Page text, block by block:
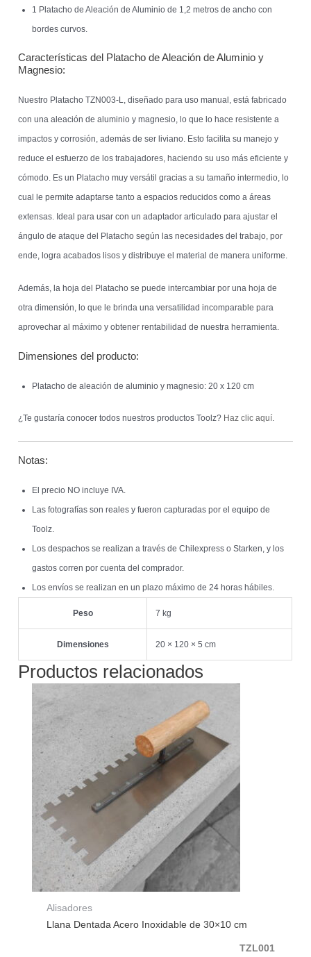
1 Platacho de Aleación de Aluminio de 1,2 metros de ancho con
bordes curvos.
Características del Platacho de Aleación de Aluminio y
Magnesio:
Nuestro Platacho TZN003-L, diseñado para uso manual, está fabricado
con una aleación de aluminio y magnesio, lo que lo hace resistente a
impactos y corrosión, además de ser liviano. Esto facilita su manejo y
reduce el esfuerzo de los trabajadores, haciendo su uso más eficiente y
cómodo. Es un Platacho muy versátil gracias a su tamaño intermedio, lo
cual le permite adaptarse tanto a espacios reducidos como a áreas
extensas. Ideal para usar con un adaptador articulado para ajustar el
ángulo de ataque del Platacho según las necesidades del trabajo, por
ende, logra acabados lisos y distribuye el material de manera uniforme.
Además, la hoja del Platacho se puede intercambiar por una hoja de
otra dimensión, lo que le brinda una versatilidad incomparable para
aprovechar al máximo y obtener rentabilidad de nuestra herramienta.
Dimensiones del producto:
Platacho de aleación de aluminio y magnesio: 20 x 120 cm
¿Te gustaría conocer todos nuestros productos Toolz? Haz clic aquí.
Notas:
El precio NO incluye IVA.
Las fotografías son reales y fueron capturadas por el equipo de
Toolz.
Los despachos se realizan a través de Chilexpress o Starken, y los
gastos corren por cuenta del comprador.
Los envíos se realizan en un plazo máximo de 24 horas hábiles.
Peso 7 kg
Dimensiones 20 × 120 × 5 cm
Productos relacionados
Alisadores
Llana Dentada Acero Inoxidable de 30×10 cm
TZL001